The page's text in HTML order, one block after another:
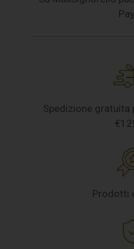
Spedizione gratuita
Prodotti